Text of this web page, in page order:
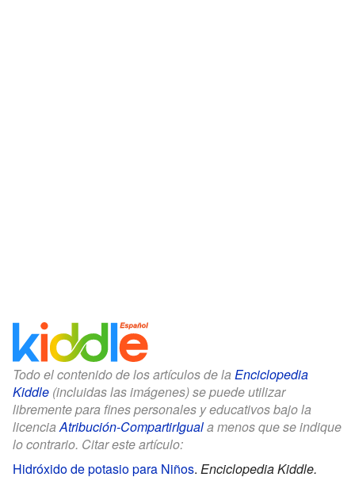
Todo el contenido de los artículos de la Enciclopedia
Kiddle (incluidas las imágenes) se puede utilizar
libremente para fines personales y educativos bajo la
licenciaAtribución-CompartirIguala menos que se indique
lo contrario. Citar este artículo:
Hidróxido de potasio para Niños. Enciclopedia Kiddle.